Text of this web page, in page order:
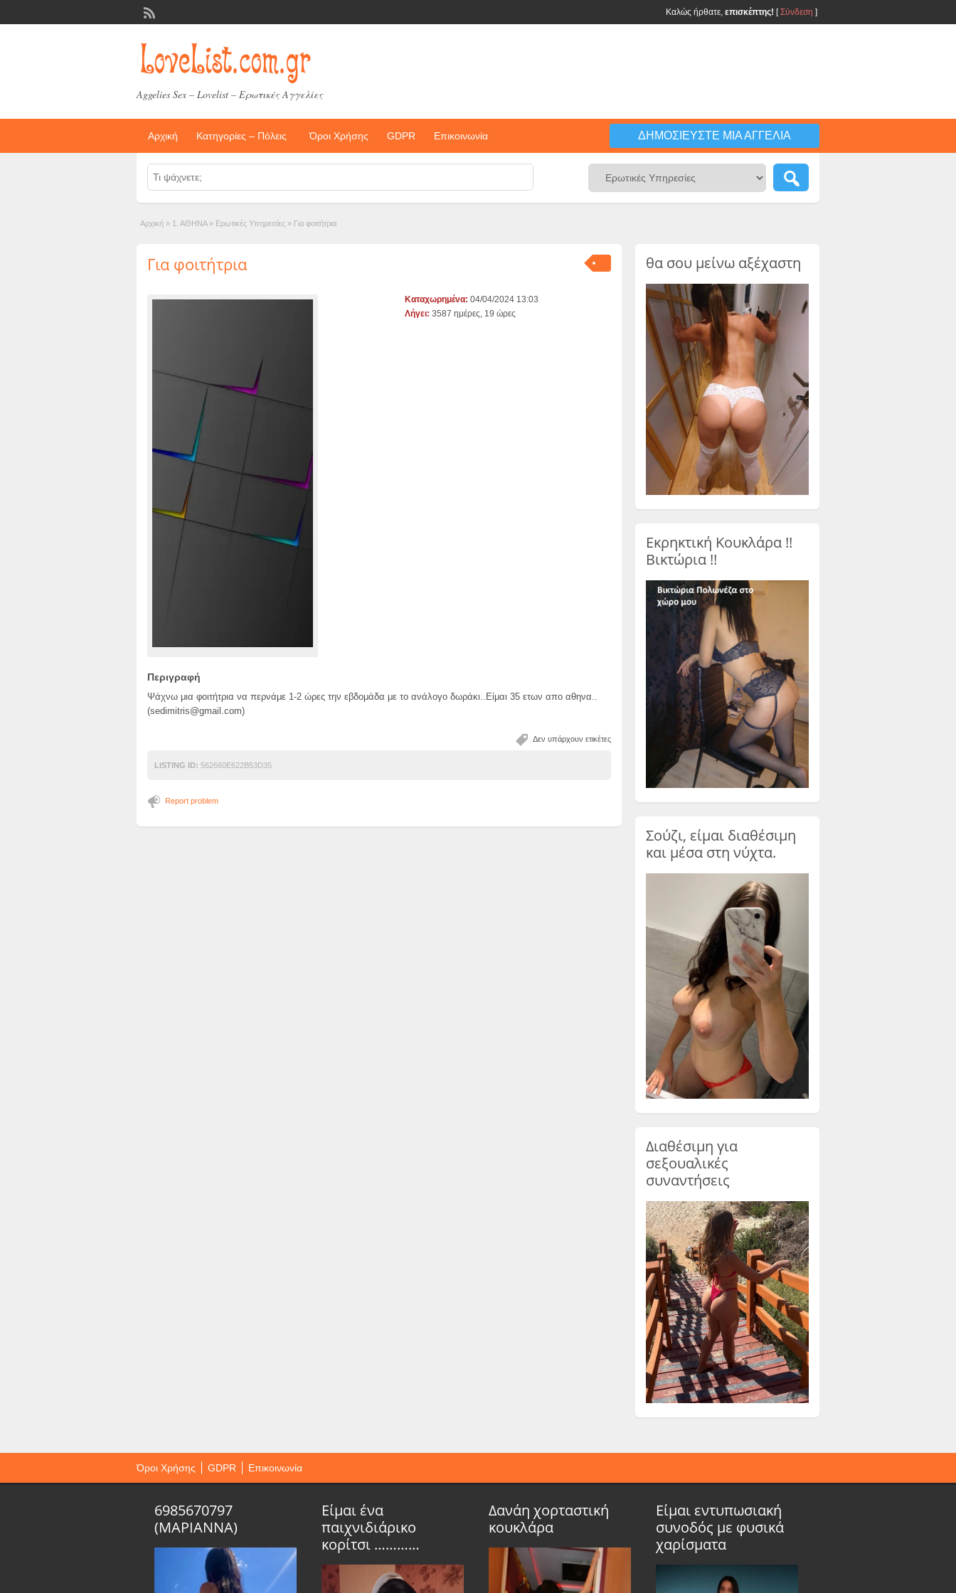
Καλώς ήρθατε, επισκέπτης! [Σύνδεση ]
Aggelies Sex – Lovelist – Ερωτικές Αγγελίες
Αρχική Κατηγορίες – Πόλεις Όροι Χρήσης GDPR Επικοινωνία ΔΗΜΟΣΙΕΎΣΤΕ ΜΙΑ ΑΓΓΕΛΊΑ
Αρχική » 1. ΑΘΗΝΑ » Ερωτικές Υπηρεσίες » Για φοιτήτρια
Για φοιτήτρια
Καταχωρημένα: 04/04/2024 13:03
Λήγει: 3587 ημέρες, 19 ώρες
Περιγραφή
Ψάχνω μια φοιτήτρια να περνάμε 1-2 ώρες την εβδομάδα με το ανάλογο δωράκι..Είμαι 35 ετων απο αθηνα..
(sedimitris@gmail.com)
Δεν υπάρχουν ετικέτες
LISTING ID: 562660E622B53D35
Report problem
θα σου μείνω αξέχαστη
Εκρηκτική Κουκλάρα !!
Βικτώρια !!
Σούζι, είμαι διαθέσιμη
και μέσα στη νύχτα.
Διαθέσιμη για
σεξουαλικές
συναντήσεις
Όροι Χρήσης GDPR Επικοινωνία
6985670797
(ΜΑΡΙΑΝΝΑ)
Είμαι ένα
παιχνιδιάρικο
κορίτσι …………
Δανάη χορταστική
κουκλάρα
Είμαι εντυπωσιακή
συνοδός με φυσικά
χαρίσματα